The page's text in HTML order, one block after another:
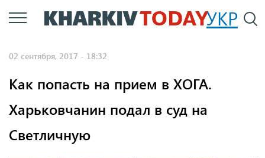
Перейти
к
УКР
02 сентября, 2017 - 18:32
Как попасть на прием в ХОГА.
Харьковчанин подал в суд на
Светличную